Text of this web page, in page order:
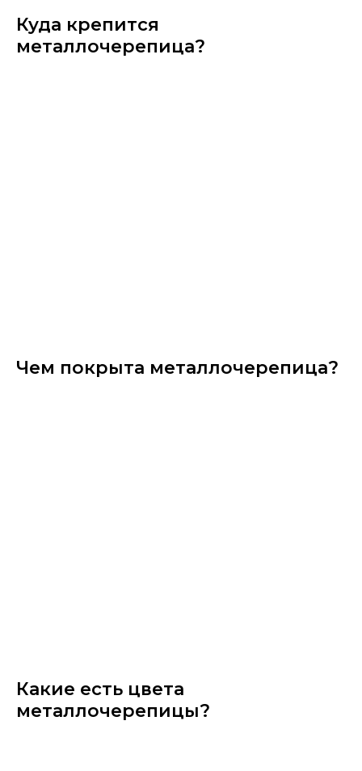
Куда крепится
металлочерепица?
Чем покрыта металлочерепица?
Какие есть цвета
металлочерепицы?